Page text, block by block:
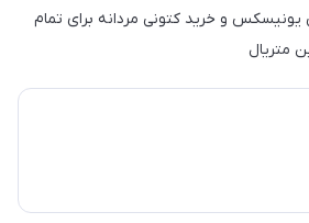
یونیسکس و خرید کتونی مردانه برای تمام
متریال